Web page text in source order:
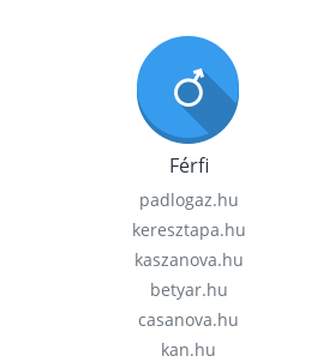
Férfi
padlogaz.hu
keresztapa.hu
kaszanova.hu
betyar.hu
casanova.hu
kan.hu